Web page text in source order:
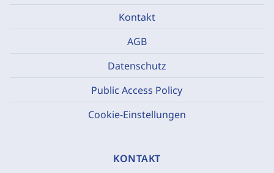
Kontakt
AGB
Datenschutz
Public Access Policy
Cookie-Einstellungen
KONTAKT